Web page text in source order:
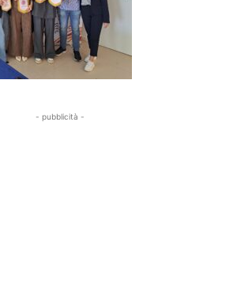
- pubblicità -